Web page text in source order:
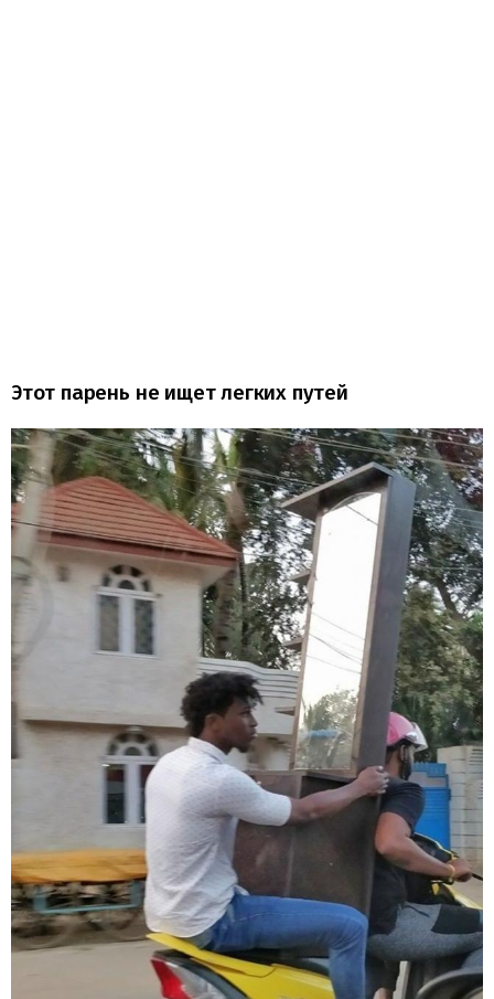
Этот парень не ищет легких путей